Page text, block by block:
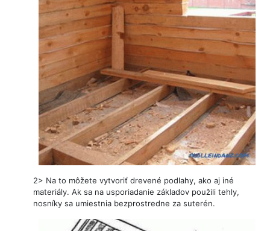
2> Na to môžete vytvoriť drevené podlahy, ako aj iné
materiály. Ak sa na usporiadanie základov použili tehly,
nosníky sa umiestnia bezprostredne za suterén.